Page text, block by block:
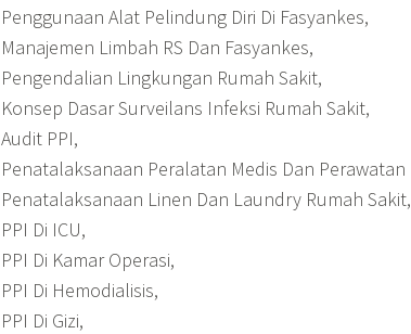
Penggunaan Alat Pelindung Diri Di Fasyankes,
Manajemen Limbah RS Dan Fasyankes,
Pengendalian Lingkungan Rumah Sakit,
Konsep Dasar Surveilans Infeksi Rumah Sakit,
Audit PPI,
Penatalaksanaan Peralatan Medis Dan Perawatan
Penatalaksanaan Linen Dan Laundry Rumah Sakit,
PPI Di ICU,
PPI Di Kamar Operasi,
PPI Di Hemodialisis,
PPI Di Gizi,